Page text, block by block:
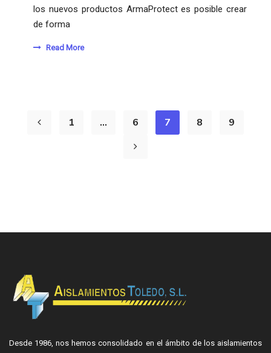
los nuevos productos ArmaProtect es posible crear
de forma
Read More
1 … 6 7 8 9
Desde 1986, nos hemos consolidado en el ámbito de los aislamientos